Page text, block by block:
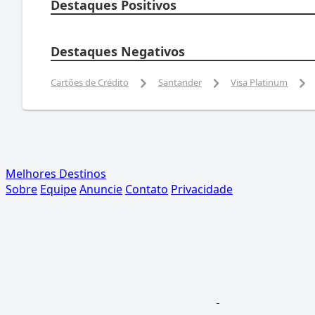
Destaques Positivos
Destaques Negativos
Cartões de Crédito Santander Visa Platinum
Melhores Destinos
Sobre EquipeAnuncie Contato Privacidade